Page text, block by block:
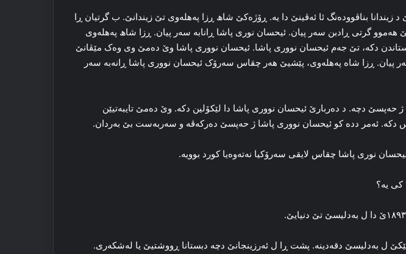
زیندانا بناڤووده‌نگ ئا ئه‌ڤینێ دا یه‌. ڕۆژه‌کێ شاھ ڕزا په‌هله‌وی تێ زیندانێ. ب گرتیان ڕا‌
هه‌موو گرتی ڕادبن سه‌ر پیان. ئیحسان نوری پاشا ڕانابه‌ سه‌ر پیان. ڕزا شاھ په‌هله‌وی
دکه‌، تێ جه‌م ئیحسان نووری پاشا. ئیحسان نووری پاشا وێ ده‌مێ وی وه‌ک مێڤانێ
پیان. ڕزا شاه په‌هله‌وی، پێشیێ هه‌ر چقاس سه‌رۆک ئیحسان نووری پاشا ڕانه‌به‌ سه‌ر
حه‌پسێ دچه‌. د ده‌ربارێ ئیحسان نووری پاشا دا لێکۆلین دکه‌. وێ ده‌مێ تایبه‌تیێن
دکه‌. ئه‌مر دده‌ کو ئیحسان نووری پاشا ژ حه‌پسێ ده‌رکه‌ڤه‌ و سه‌ربه‌ست بێ به‌ردان.
نوری پاشا چقاس لایقی سه‌رۆکیا نه‌ته‌وه‌یا کورد بوویه‌.
کی یه‌؟
ل به‌دلیسێ دقه‌دینه‌. پشت ڕا‌ ل ئه‌رزینجانێ دچە دبستانا ڕووشتیێ یا له‌شکه‌ری.